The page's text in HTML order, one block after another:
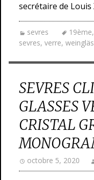
secrétaire de Louis
sevres 19ème,
sevres, verre,
SEVRES
GLASSES
CRISTAL
octobre 5, 2020